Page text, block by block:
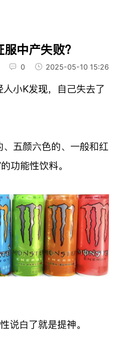
中产失败？
0 2025-05-10 15:26
小K发现，自己失去了
五颜六色的、一般和红
功能性饮料。
说白了就是提神。